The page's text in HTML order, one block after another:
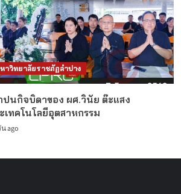
าวิทยาลัยราชภัฏลำปาง
นกิจบิดาของ ผศ.วินัย ต๊ะแสง
ทคโนโลยีอุตสาหกรรม
ago